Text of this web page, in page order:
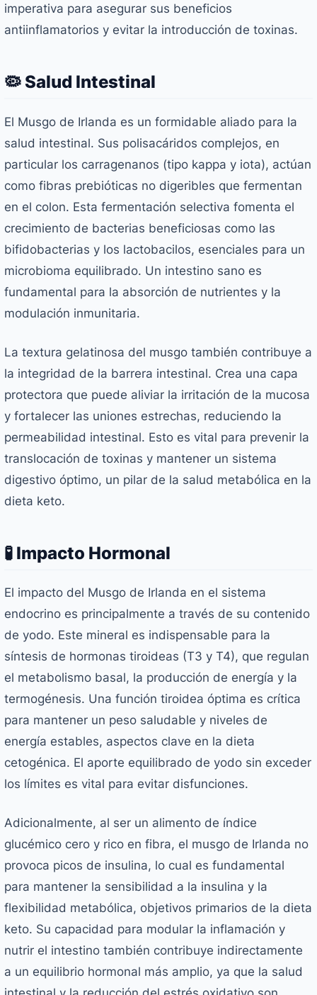
imperativa para asegurar sus beneficios
antiinflamatorios y evitar la introducción de toxinas.
🦠 Salud Intestinal
El Musgo de Irlanda es un formidable aliado para la
salud intestinal. Sus polisacáridos complejos, en
particular los carragenanos (tipo kappa y iota), actúan
como fibras prebióticas no digeribles que fermentan
en el colon. Esta fermentación selectiva fomenta el
crecimiento de bacterias beneficiosas como las
bifidobacterias y los lactobacilos, esenciales para un
microbioma equilibrado. Un intestino sano es
fundamental para la absorción de nutrientes y la
modulación inmunitaria.
La textura gelatinosa del musgo también contribuye a
la integridad de la barrera intestinal. Crea una capa
protectora que puede aliviar la irritación de la mucosa
y fortalecer las uniones estrechas, reduciendo la
permeabilidad intestinal. Esto es vital para prevenir la
translocación de toxinas y mantener un sistema
digestivo óptimo, un pilar de la salud metabólica en la
dieta keto.
🧪 Impacto Hormonal
El impacto del Musgo de Irlanda en el sistema
endocrino es principalmente a través de su contenido
de yodo. Este mineral es indispensable para la
síntesis de hormonas tiroideas (T3 y T4), que regulan
el metabolismo basal, la producción de energía y la
termogénesis. Una función tiroidea óptima es crítica
para mantener un peso saludable y niveles de
energía estables, aspectos clave en la dieta
cetogénica. El aporte equilibrado de yodo sin exceder
los límites es vital para evitar disfunciones.
Adicionalmente, al ser un alimento de índice
glucémico cero y rico en fibra, el musgo de Irlanda no
provoca picos de insulina, lo cual es fundamental
para mantener la sensibilidad a la insulina y la
flexibilidad metabólica, objetivos primarios de la dieta
keto. Su capacidad para modular la inflamación y
nutrir el intestino también contribuye indirectamente
a un equilibrio hormonal más amplio, ya que la salud